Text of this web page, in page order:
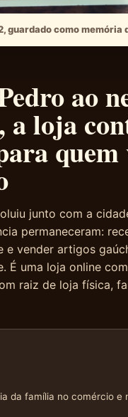
guardado como memória
ao
loja
quem
junto com a
permaneceram:
e vender artigos
É uma loja online
raiz de loja física,
da família no comércio e